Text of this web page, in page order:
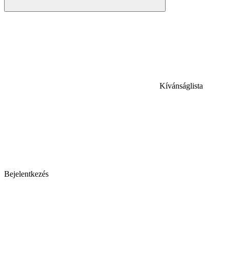
Kívánságlista
Bejelentkezés